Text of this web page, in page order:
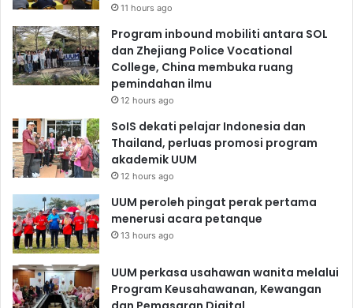
11 hours ago
Program inbound mobiliti antara SOL
dan Zhejiang Police Vocational
College, China membuka ruang
pemindahan ilmu
12 hours ago
SoIS dekati pelajar Indonesia dan
Thailand, perluas promosi program
akademik UUM
12 hours ago
UUM peroleh pingat perak pertama
menerusi acara petanque
13 hours ago
UUM perkasa usahawan wanita melalui
Program Keusahawanan, Kewangan